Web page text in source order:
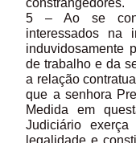
constrangedores.
5 – Ao se
interessados na
induvidosamente
de trabalho e da
a relação
que a senhora
Medida em
Judiciário
legalidade e